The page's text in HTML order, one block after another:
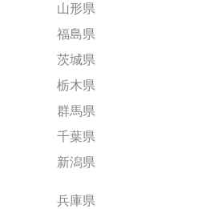
山形県
福島県
茨城県
栃木県
群馬県
千葉県
新潟県
兵庫県